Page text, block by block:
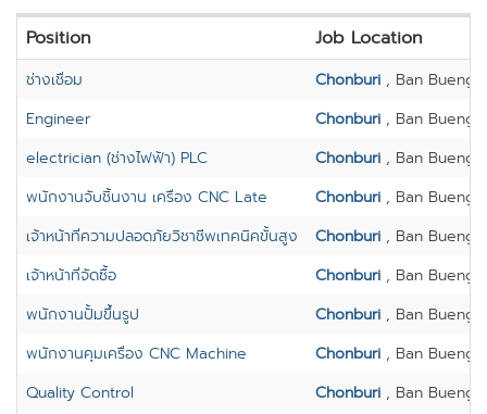
Position Job Location
ช่างเชื่อม Chonburi , Ban Bueng
Engineer
Chonburi , Ban Bueng
electrician (ช่างไฟฟ้า) PLC
Chonburi , Ban Bueng
พนักงานจับชิ้นงาน เครื่อง CNC Late
Chonburi , Ban Bueng
เจ้าหน้าที่ความปลอดภัยวิชาชีพเทคนิคขั้นสูง
Chonburi , Ban Bueng
เจ้าหน้าที่จัดซื้อ
Chonburi , Ban Bueng
พนักงานปั้มขึ้นรูป
Chonburi , Ban Bueng
พนักงานคุมเครื่อง CNC Machine
Chonburi , Ban Bueng
Quality Control
Chonburi , Ban Bueng